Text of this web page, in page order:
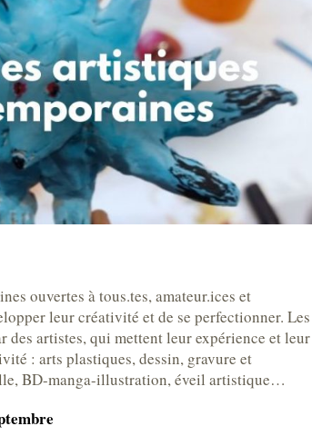
ouvertes à tous.tes, amateur.ices et
leur créativité et de se perfectionner. Les
des artistes, qui mettent leur expérience et leur
: arts plastiques, dessin, gravure et
BD-manga-illustration, éveil artistique…